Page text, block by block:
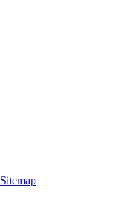
Sitemap